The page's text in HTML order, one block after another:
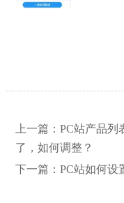
上一篇： PC站产品列
了，如何调整？
下一篇： PC站如何设
【网站建设】网站的
【外贸网站建设】